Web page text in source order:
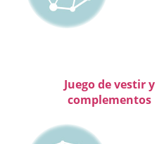
Juego de vestir y
complementos